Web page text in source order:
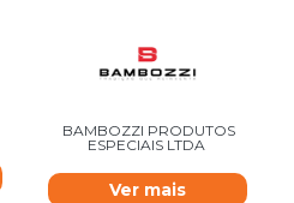
BAMBOZZI PRODUTOS
ESPECIAIS LTDA
Ver mais